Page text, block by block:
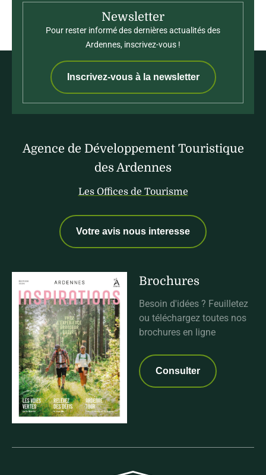
Newsletter
Pour rester informé des dernières actualités des
Ardennes, inscrivez-vous !
Inscrivez-vous à la newsletter
Agence de Développement Touristique
des Ardennes
Les Offices de Tourisme
Votre avis nous interesse
Brochures
Besoin d'idées ? Feuilletez
ou téléchargez toutes nos
brochures en ligne
Consulter